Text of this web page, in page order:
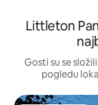
Littleton
Gosti su se
pogledu